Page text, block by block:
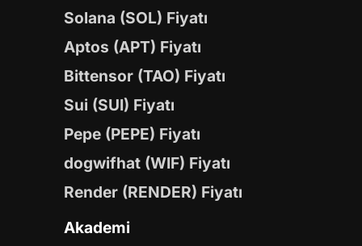
Solana (SOL) Fiyatı
Aptos (APT) Fiyatı
Bittensor (TAO) Fiyatı
Sui (SUI) Fiyatı
Pepe (PEPE) Fiyatı
dogwifhat (WIF) Fiyatı
Render (RENDER) Fiyatı
Akademi